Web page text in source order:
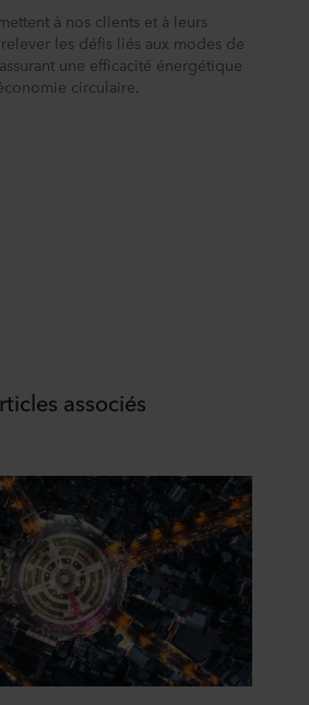
à nos clients et à leurs
les défis liés aux modes de
une efficacité énergétique
circulaire.
associés